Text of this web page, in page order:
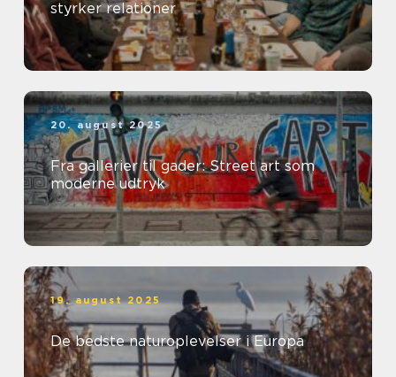
styrker relationer
20. august 2025
Fra gallerier til gader: Street art som
moderne udtryk
19. august 2025
De bedste naturoplevelser i Europa